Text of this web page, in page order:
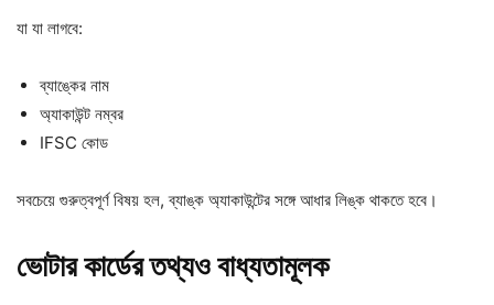
যা যা লাগবে:
ব্যাঙ্কের নাম
অ্যাকাউন্ট নম্বর
IFSC কোড
সবচেয়ে গুরুত্বপূর্ণ বিষয় হল, ব্যাঙ্ক অ্যাকাউন্টের সঙ্গে আধার লিঙ্ক থাকতে হবে।
ভোটার কার্ডের তথ্যও বাধ্যতামূলক